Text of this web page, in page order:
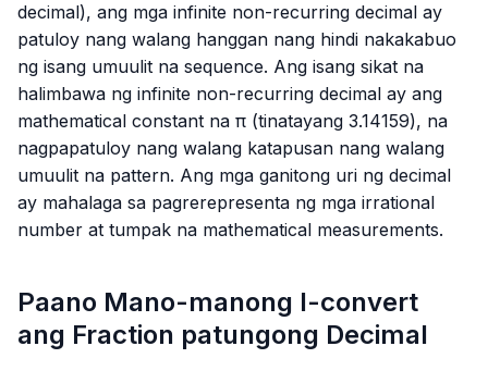
decimal), ang mga infinite non-recurring decimal ay
patuloy nang walang hanggan nang hindi nakakabuo
ng isang umuulit na sequence. Ang isang sikat na
halimbawa ng infinite non-recurring decimal ay ang
mathematical constant na π (tinatayang 3.14159), na
nagpapatuloy nang walang katapusan nang walang
umuulit na pattern. Ang mga ganitong uri ng decimal
ay mahalaga sa pagrerepresenta ng mga irrational
number at tumpak na mathematical measurements.
Paano Mano-manong I-convert
ang Fraction patungong Decimal